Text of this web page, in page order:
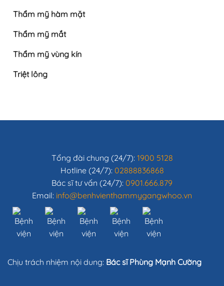
Thẩm mỹ hàm mặt
Thẩm mỹ mắt
Thẩm mỹ vùng kín
Triệt lông
Tổng đài chung (24/7): 1900 5128
Hotline (24/7): 02888836868
Bác sĩ tư vấn (24/7): 0901.666.879
Email: info@benhvienthammygangwhoo.vn
Chịu trách nhiệm nội dung: Bác sĩ Phùng Mạnh Cường